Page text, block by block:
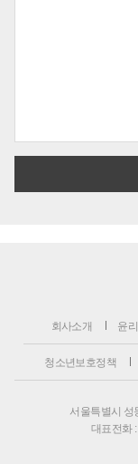
회사소개 윤
청소년보호정책
서울특별시 성
대표전화